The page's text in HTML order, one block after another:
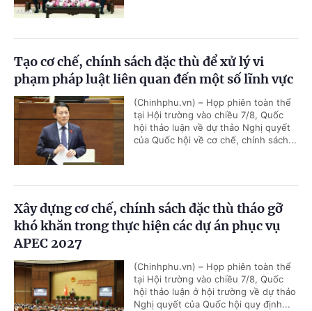
Tạo cơ chế, chính sách đặc thù để xử lý vi
phạm pháp luật liên quan đến một số lĩnh vực
(Chinhphu.vn) – Họp phiên toàn thể
tại Hội trường vào chiều 7/8, Quốc
hội thảo luận về dự thảo Nghị quyết
của Quốc hội về cơ chế, chính sách...
Xây dựng cơ chế, chính sách đặc thù tháo gỡ
khó khăn trong thực hiện các dự án phục vụ
APEC 2027
(Chinhphu.vn) – Họp phiên toàn thể
tại Hội trường vào chiều 7/8, Quốc
hội thảo luận ở hội trường về dự thảo
Nghị quyết của Quốc hội quy định...